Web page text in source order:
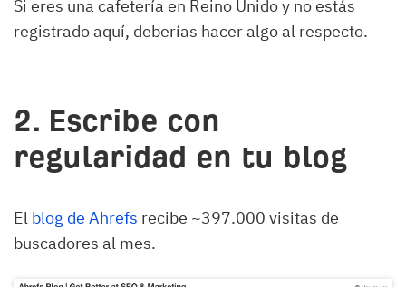
Si eres una cafetería en Reino Unido y no estás
registrado aquí, deberías hacer algo al respecto.
2. Escribe con
regularidad en tu blog
El blog de Ahrefs recibe ~397.000 visitas de
buscadores al mes.